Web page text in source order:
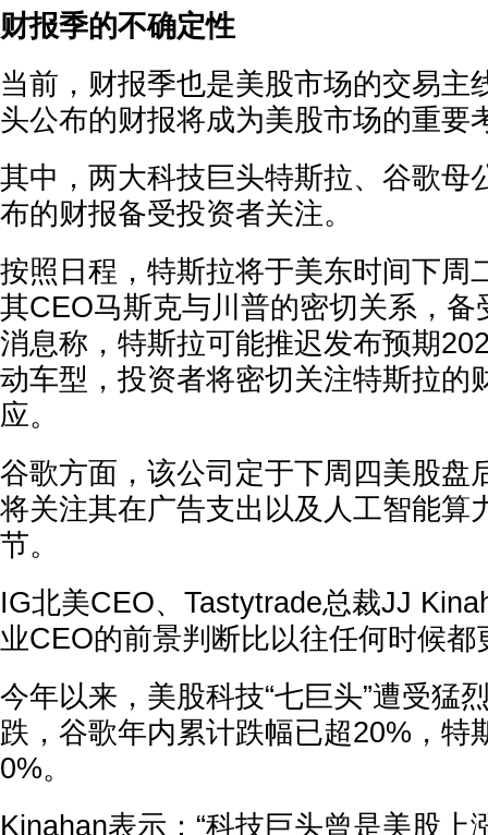
财报季的不确定性
当前，财报季也是美股市场的交易主
头公布的财报将成为美股市场的重要
其中，两大科技巨头特斯拉、谷歌母
布的财报备受投资者关注。
按照日程，特斯拉将于美东时间下周
其CEO马斯克与川普的密切关系，备
消息称，特斯拉可能推迟发布预期
动车型，投资者将密切关注特斯拉的
应。
谷歌方面，该公司定于下周四美股盘
将关注其在广告支出以及人工智能算
节。
IG北美CEO、Tastytrade总裁JJ
业CEO的前景判断比以往任何时候都
今年以来，美股科技“七巨头”遭受猛
跌，谷歌年内累计跌幅已超20%，特
0%。
Kinahan表示：“科技巨头曾是美股上